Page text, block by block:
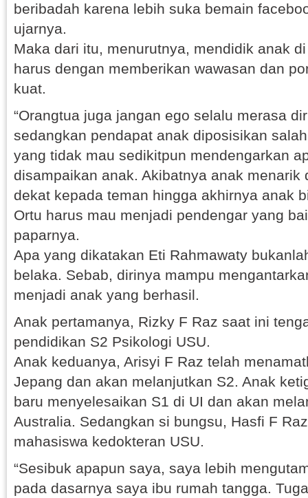
beribadah karena lebih suka bemain
ujarnya.
Maka dari itu, menurutnya, mendidik anak
harus dengan memberikan wawasan dan
kuat.
“Orangtua juga jangan ego selalu merasa
sedangkan pendapat anak diposisikan
yang tidak mau sedikitpun mendengarkan
disampaikan anak. Akibatnya anak menarik
dekat kepada teman hingga akhirnya anak
Ortu harus mau menjadi pendengar yang
paparnya.
Apa yang dikatakan Eti Rahmawaty
belaka. Sebab, dirinya mampu
menjadi anak yang berhasil.
Anak pertamanya, Rizky F Raz saat ini
pendidikan S2 Psikologi USU.
Anak keduanya, Arisyi F Raz telah
Jepang dan akan melanjutkan S2. Anak
baru menyelesaikan S1 di UI dan akan
Australia. Sedangkan si bungsu, Hasfi F
mahasiswa kedokteran USU.
“Sesibuk apapun saya, saya lebih
pada dasarnya saya ibu rumah tangga.